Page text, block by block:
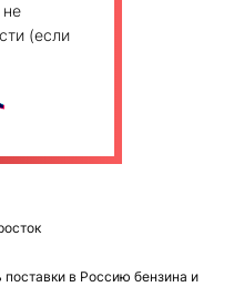
не
(если
в Россию бензина и